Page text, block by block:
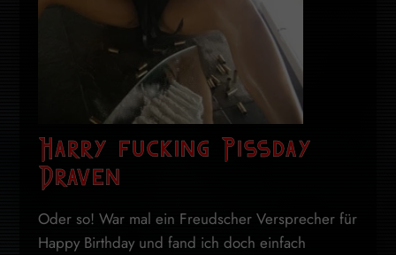
Harry fucking Pissday
Draven
Oder so! War mal ein Freudscher Versprecher für
Happy Birthday und fand ich doch einfach